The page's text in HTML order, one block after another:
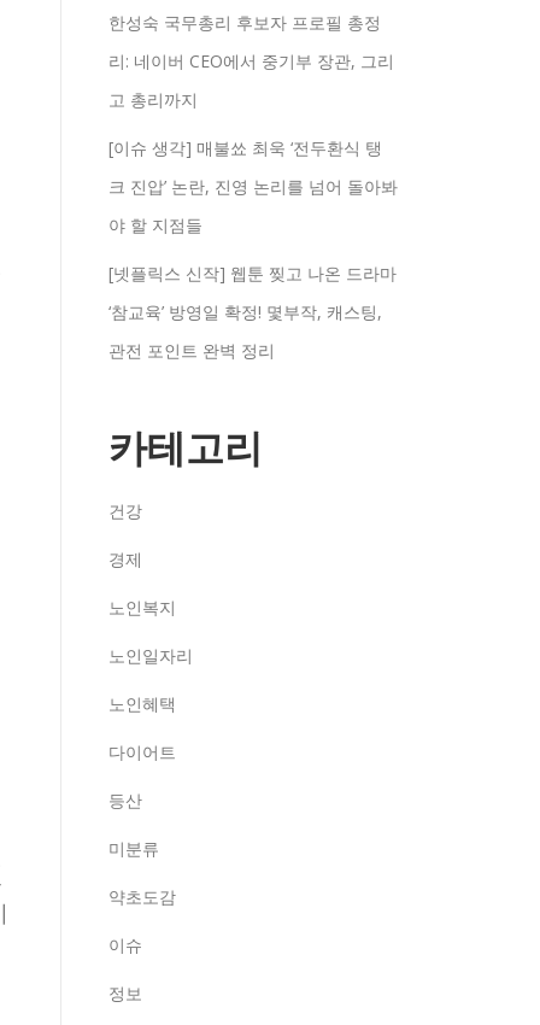
한성숙 국무총리 후보자 프로필 총정
리: 네이버 CEO에서 중기부 장관, 그리
고 총리까지
[이슈 생각] 매불쑈 최욱 ‘전두환식 탱
크 진압’ 논란, 진영 논리를 넘어 돌아봐
야 할 지점들
[넷플릭스 신작] 웹툰 찢고 나온 드라마
‘참교육’ 방영일 확정! 몇부작, 캐스팅,
관전 포인트 완벽 정리
카테고리
건강
경제
노인복지
노인일자리
노인혜택
다이어트
등산
미분류
약초도감
이슈
정보